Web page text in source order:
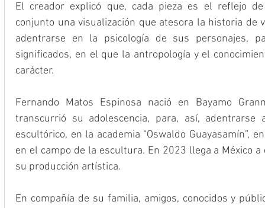
El creador explicó que, cada pieza es el reflejo
conjunto una visualización que atesora la historia de
adentrarse en la psicología de sus personajes,
significados, en el que la antropología y el
carácter.
Fernando Matos Espinosa nació en Bayamo
transcurrió su adolescencia, para, así,
escultórico, en la academia “Oswaldo Guayasamín”,
en el campo de la escultura. En 2023 llega a México
su producción artística.
En compañía de su familia, amigos, conocidos y